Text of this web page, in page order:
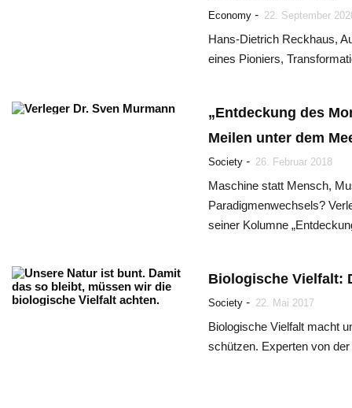
Economy - 22. September
Hans-Dietrich Reckhaus,
eines Pioniers,
„Entdeckung des
Meilen unter dem
Society - 26. Februar 2018
Maschine statt Mensch,
Paradigmenwechsels?
seiner Kolumne
Biologische Vielfalt:
Society - 22. Mai 2017
Biologische Vielfalt macht
schützen. Experten von